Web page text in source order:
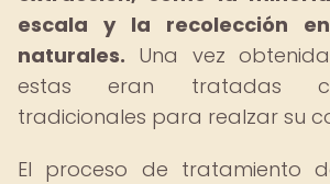
escala y la recolección
naturales. Una vez
estas eran tratadas
tradicionales para realzar su
El proceso de tratamiento